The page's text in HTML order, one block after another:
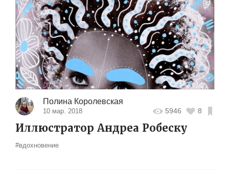
Полина Королевская
10 мар. 2018 5946 8
Иллюстратор Андреа Робеску
#вдохновение